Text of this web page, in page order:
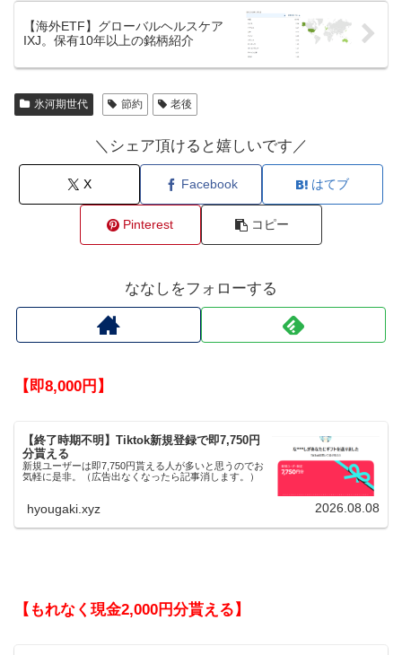
【海外ETF】グローバルヘルスケア
IXJ。保有10年以上の銘柄紹介
氷河期世代 節約 老後
＼シェア頂けると嬉しいです／
X Facebook はてブ
Pinterest コピー
ななしをフォローする
【即8,000円】
【終了時期不明】Tiktok新規登録で即7,750円
分貰える
新規ユーザーは即7,750円貰える人が多いと思うのでお
気軽に是非。（広告出なくなったら記事消します。）
hyougaki.xyz 2026.08.08
【もれなく現金2,000円分貰える】